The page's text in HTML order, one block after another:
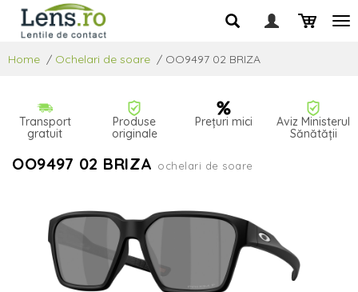
Home / Ochelari de soare / OO9497 02 BRIZA
Transport
gratuit
Produse
originale
Prețuri mici
Aviz Ministerul
Sănătății
OO9497 02 BRIZA ochelari de soare